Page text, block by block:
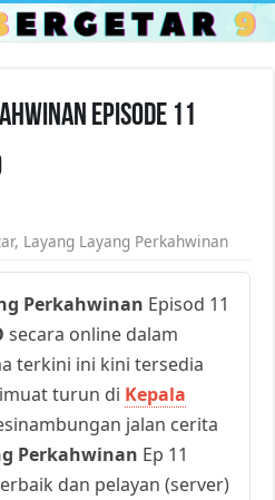
Episode 11
, Layang Layang Perkahwinan
Perkahwinan Episod 11
secara online dalam
terkini ini kini tersedia
turun di Kepala
jalan cerita
Perkahwinan Ep 11
dan pelayan (server)